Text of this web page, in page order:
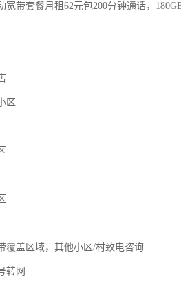
宽带套餐月租62元包200分钟通话，
区
覆盖区域，其他小区/村致电咨询
转网